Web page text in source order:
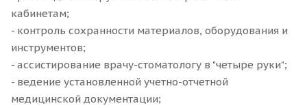
кабинетам;
- контроль сохранности материалов, оборудования и
инструментов;
- ассистирование врачу-стоматологу в "четыре руки";
- ведение установленной учетно-отчетной
медицинской документации;